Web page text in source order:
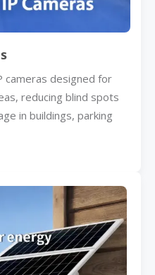
cameras designed for
reducing blind spots
in buildings, parking